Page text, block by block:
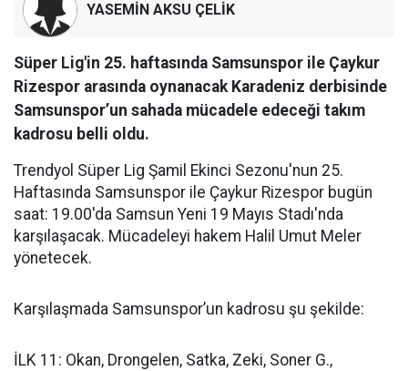
YASEMİN AKSU ÇELİK
Süper Lig'in 25. haftasında Samsunspor ile Çaykur
Rizespor arasında oynanacak Karadeniz derbisinde
Samsunspor’un sahada mücadele edeceği takım
kadrosu belli oldu.
Trendyol Süper Lig Şamil Ekinci Sezonu'nun 25.
Haftasında Samsunspor ile Çaykur Rizespor bugün
saat: 19.00'da Samsun Yeni 19 Mayıs Stadı'nda
karşılaşacak. Mücadeleyi hakem Halil Umut Meler
yönetecek.
Karşılaşmada Samsunspor’un kadrosu şu şekilde:
İLK 11: Okan, Drongelen, Satka, Zeki, Soner G.,